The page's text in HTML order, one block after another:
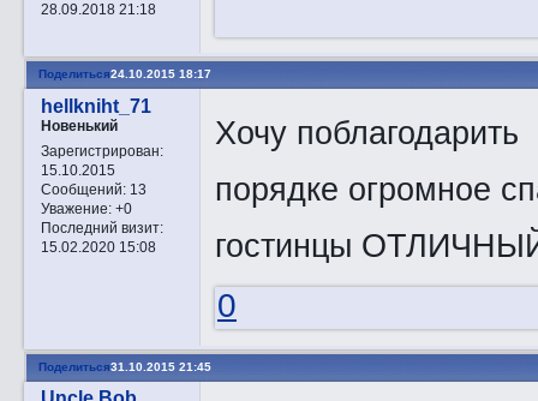
28.09.2018 21:18
Поделиться24.10.2015 18:17
hellkniht_71
Новенький
Зарегистрирован:
15.10.2015
Сообщений:13
Уважение: +0
Последний визит:
15.02.2020 15:08
Хочу поблагодарить
порядке огромное
гостинцы
0
Поделиться31.10.2015 21:45